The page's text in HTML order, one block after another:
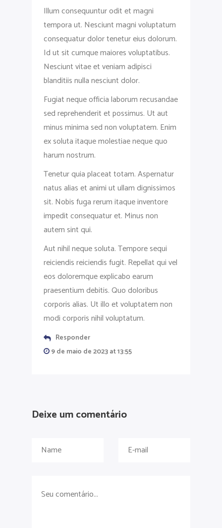
Illum consequuntur odit et magni
tempora ut. Nesciunt magni voluptatum
consequatur dolor tenetur eius dolorum.
Id ut sit cumque maiores voluptatibus.
Nesciunt vitae et veniam adipisci
blanditiis nulla nesciunt dolor.
Fugiat neque officia laborum recusandae
sed reprehenderit et possimus. Ut aut
minus minima sed non voluptatem. Enim
ex soluta itaque molestiae neque quo
harum nostrum.
Tenetur quia placeat totam. Aspernatur
natus alias et animi ut ullam dignissimos
sit. Nobis fuga rerum itaque inventore
impedit consequatur et. Minus non
autem sint qui.
Aut nihil neque soluta. Tempore sequi
reiciendis reiciendis fugit. Repellat qui vel
eos doloremque explicabo earum
praesentium debitis. Quo doloribus
corporis alias. Ut illo et voluptatem non
modi corporis nihil voluptatum.
Responder
9 de maio de 2023 at 13:55
Deixe um comentário